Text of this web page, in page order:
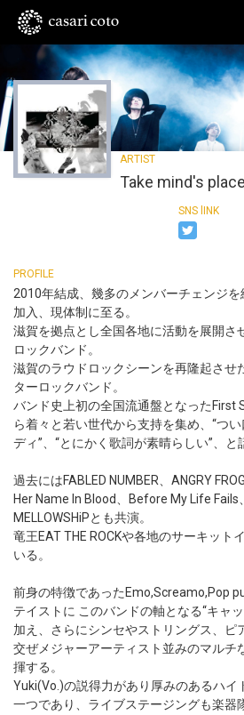
Take mind's place
2010年結成、幾多のメンバーチェンジ
加入、現体制に至る。
滋賀を拠点とし全国各地に活動を展開さ
ロックバンド。
滋賀のラウドロックシーンを再隆起させ
ターロックバンド。
バンド史上初の全国流通盤となったFirst
ら着々と若い世代から支持を集め、“つ
ディ”、“とにかく歌詞が素晴らしい”、と
過去にはFABLED NUMBER、ANGRY
Her Name In Blood、Before My Life Fails
MELLOWSHiPとも共演。
竜王EAT THE ROCKや各地のサーキット
いる。
前身の特徴であったEmo,Screamo,Pop
テイストに このバンドの軸となる“キャ
加え、さらにシンセやストリングス、ピ
交ぜメジャーアーティスト並みのマルチ
揮する。
Yuki(Vo.)の説得力があり厚みのあるハイ
一つであり、ライブステージングも楽器